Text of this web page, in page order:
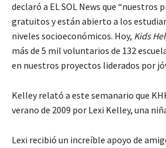
declaró a EL SOL News que “nuestros
gratuitos y están abierto a los
niveles socioeconómicos. Hoy, Kids
más de 5 mil voluntarios de 132
en nuestros proyectos liderados por
Kelley relató a este semanario que
verano de 2009 por Lexi Kelley, una
Lexi recibió un increíble apoyo de